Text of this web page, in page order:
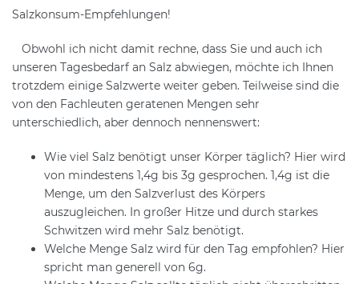
Salzkonsum-Empfehlungen!
Obwohl ich nicht damit rechne, dass Sie und auch ich
unseren Tagesbedarf an Salz abwiegen, möchte ich Ihnen
trotzdem einige Salzwerte weiter geben. Teilweise sind die
von den Fachleuten geratenen Mengen sehr
unterschiedlich, aber dennoch nennenswert:
Wie viel Salz benötigt unser Körper täglich? Hier wird
von mindestens 1,4g bis 3g gesprochen. 1,4g ist die
Menge, um den Salzverlust des Körpers
auszugleichen. In großer Hitze und durch starkes
Schwitzen wird mehr Salz benötigt.
Welche Menge Salz wird für den Tag empfohlen? Hier
spricht man generell von 6g.